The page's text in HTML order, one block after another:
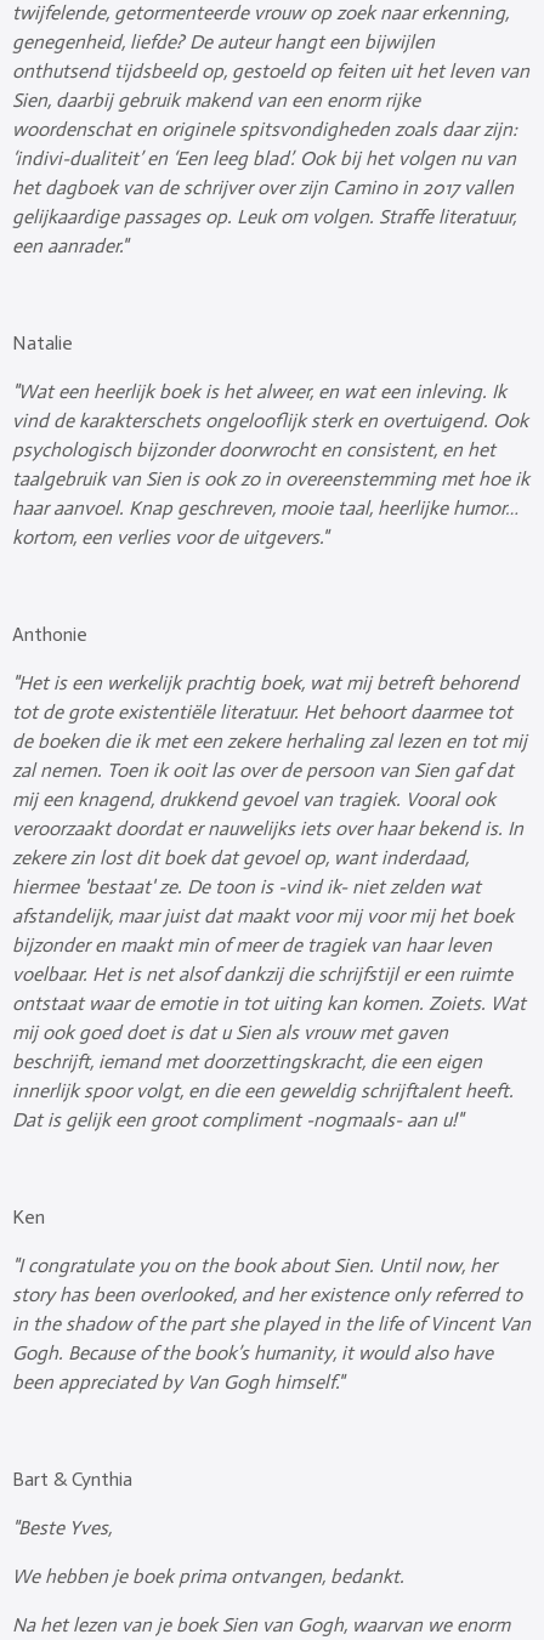
twijfelende, getormenteerde vrouw op zoek naar erkenning,
genegenheid, liefde? De auteur hangt een bijwijlen
onthutsend tijdsbeeld op, gestoeld op feiten uit het leven van
Sien, daarbij gebruik makend van een enorm rijke
woordenschat en originele spitsvondigheden zoals daar zijn:
‘indivi-dualiteit’ en ‘Een leeg blad’. Ook bij het volgen nu van
het dagboek van de schrijver over zijn Camino in 2017 vallen
gelijkaardige passages op. Leuk om volgen. Straffe literatuur,
een aanrader."
Natalie
"Wat een heerlijk boek is het alweer, en wat een inleving. Ik
vind de karakterschets ongelooflijk sterk en overtuigend. Ook
psychologisch bijzonder doorwrocht en consistent, en het
taalgebruik van Sien is ook zo in overeenstemming met hoe ik
haar aanvoel. Knap geschreven, mooie taal, heerlijke humor…
kortom, een verlies voor de uitgevers."
Anthonie
"Het is een werkelijk prachtig boek, wat mij betreft behorend
tot de grote existentiële literatuur. Het behoort daarmee tot
de boeken die ik met een zekere herhaling zal lezen en tot mij
zal nemen. Toen ik ooit las over de persoon van Sien gaf dat
mij een knagend, drukkend gevoel van tragiek. Vooral ook
veroorzaakt doordat er nauwelijks iets over haar bekend is. In
zekere zin lost dit boek dat gevoel op, want inderdaad,
hiermee 'bestaat' ze. De toon is -vind ik- niet zelden wat
afstandelijk, maar juist dat maakt voor mij voor mij het boek
bijzonder en maakt min of meer de tragiek van haar leven
voelbaar. Het is net alsof dankzij die schrijfstijl er een ruimte
ontstaat waar de emotie in tot uiting kan komen. Zoiets. Wat
mij ook goed doet is dat u Sien als vrouw met gaven
beschrijft, iemand met doorzettingskracht, die een eigen
innerlijk spoor volgt, en die een geweldig schrijftalent heeft.
Dat is gelijk een groot compliment -nogmaals- aan u!"
Ken
"I congratulate you on the book about Sien. Until now, her
story has been overlooked, and her existence only referred to
in the shadow of the part she played in the life of Vincent Van
Gogh. Because of the book’s humanity, it would also have
been appreciated by Van Gogh himself."
Bart & Cynthia
"Beste Yves,
We hebben je boek prima ontvangen, bedankt.
Na het lezen van je boek Sien van Gogh, waarvan we enorm